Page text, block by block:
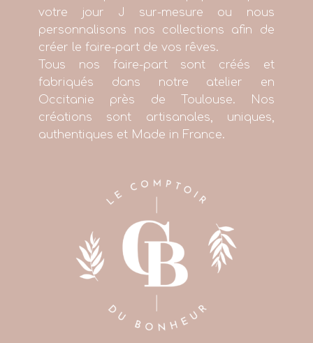
votre jour J sur-mesure ou nous
personnalisons nos collections afin de
créer le faire-part de vos rêves.
Tous nos faire-part sont créés et
fabriqués dans notre atelier en
Occitanie près de Toulouse. Nos
créations sont artisanales, uniques,
authentiques et Made in France.